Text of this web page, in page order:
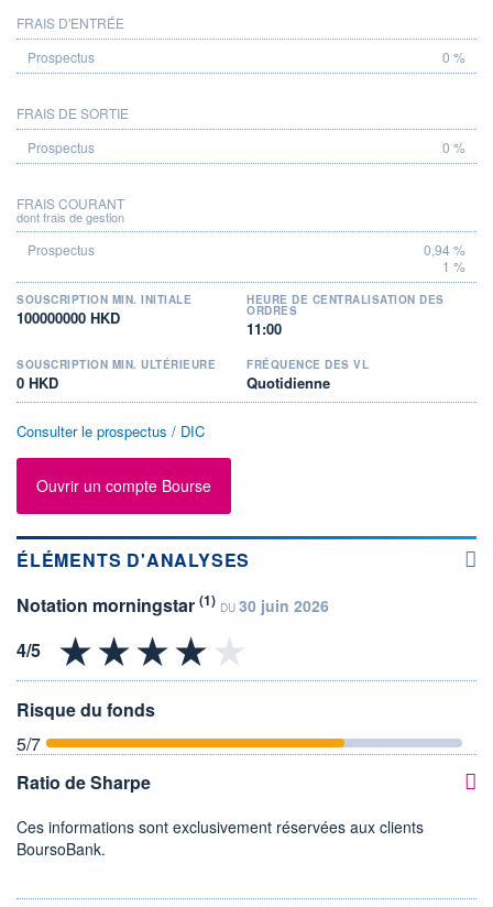
PROSPECTUS
FRAIS D'ENTRÉE
0 %
FRAIS DE SORTIE
0 %
FRAIS COURANT
dont frais de gestion
0,94 %
1 %
SOUSCRIPTION MIN. INITIALE
100000000 HKD
HEURE DE CENTRALISATION DES
ORDRES
11:00
SOUSCRIPTION MIN. ULTÉRIEURE
0 HKD
FRÉQUENCE DES VL
Quotidienne
Consulter le prospectus / DIC
Ouvrir un compte Bourse
ÉLÉMENTS D'ANALYSES
Notation morningstar (1) DU 30 juin 2026
Risque du fonds
5/7
Ratio de Sharpe
Ces informations sont exclusivement réservées aux clients
BoursoBank.